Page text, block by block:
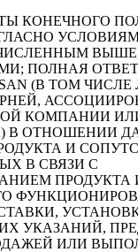
КОНЕЧНОГО
ПОЛНАЯ
(В ТОМ
КОМПАНИИ
В ОТНОШЕНИИ
И
В СВЯЗИ С
ПРОДУКТА
УКАЗАНИЙ,
ИЛИ